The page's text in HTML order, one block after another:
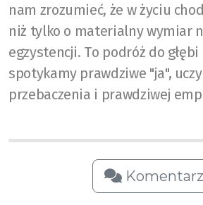
nam zrozumieć, że w życiu
niż tylko o materialny wymiar
egzystencji. To podróż do
spotykamy prawdziwe "ja",
przebaczenia i prawdziwej